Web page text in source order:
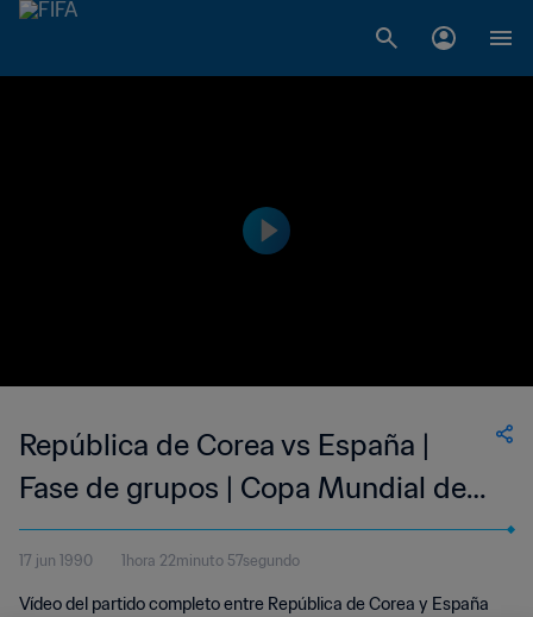
República de Corea vs España |
Fase de grupos | Copa Mundial de
la FIFA Italia 1990™ | Partido
completo
17 jun 1990 1hora 22minuto 57segundo
Vídeo del partido completo entre República de Corea y España